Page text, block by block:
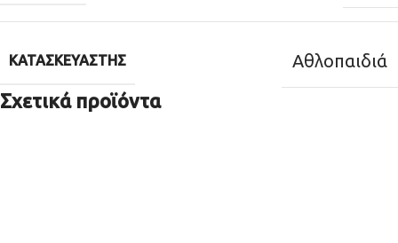
ΚΑΤΑΣΚΕΥΑΣΤΉΣ Αθλοπαιδιά
Σχετικά προϊόντα